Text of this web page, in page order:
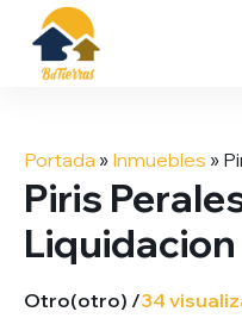
contenido
Portada » Inmuebles »
Piris
Liquidacion
Otro(otro) /34